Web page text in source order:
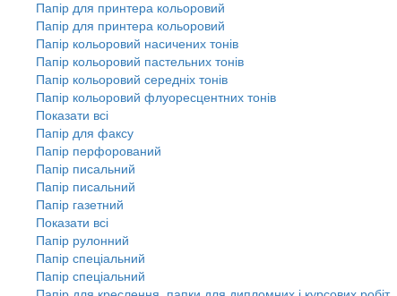
Папір для принтера кольоровий
Папір для принтера кольоровий
Папір кольоровий насичених тонів
Папір кольоровий пастельних тонів
Папір кольоровий середніх тонів
Папір кольоровий флуоресцентних тонів
Показати всі
Папір для факсу
Папір перфорований
Папір писальний
Папір писальний
Папір газетний
Показати всі
Папір рулонний
Папір спеціальний
Папір спеціальний